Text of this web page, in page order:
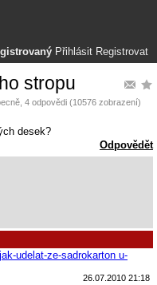
Přihlásit Registrovat
stropu
, 4 odpovědi (10576 zobrazení)
desek?
Odpovědět
udelat-ze-sadrokarton u-
26.07.2010 21:18